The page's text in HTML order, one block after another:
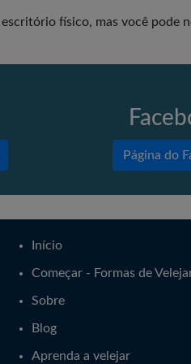
físico, mas você pode
Página do
Início
Começar - Formas de
Sobre
Blog
Aprenda a velejar